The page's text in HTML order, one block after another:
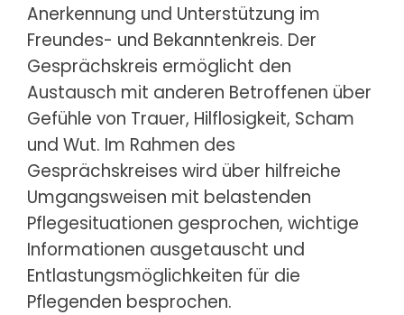
Anerkennung und Unterstützung im
Freundes- und Bekanntenkreis. Der
Gesprächskreis ermöglicht den
Austausch mit anderen Betroffenen über
Gefühle von Trauer, Hilflosigkeit, Scham
und Wut. Im Rahmen des
Gesprächskreises wird über hilfreiche
Umgangsweisen mit belastenden
Pflegesituationen gesprochen, wichtige
Informationen ausgetauscht und
Entlastungsmöglichkeiten für die
Pflegenden besprochen.